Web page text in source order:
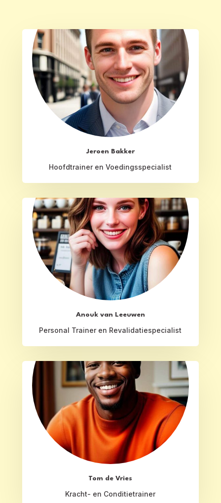
Jeroen Bakker
Hoofdtrainer en Voedingsspecialist
Anouk van Leeuwen
Personal Trainer en Revalidatiespecialist
Tom de Vries
Kracht- en Conditietrainer